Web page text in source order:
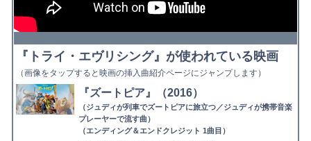
『トライ・エヴリシング』が使われている映画
（画像をタップすると映画の挿入曲紹介ページにジャンプします）
『ズートピア』（2016）
（ジュディが列車でズートピアに旅立つ／ジュディが携帯音楽
プレーヤーで流す曲）
（エンディング＆エンドクレジット 1曲目）